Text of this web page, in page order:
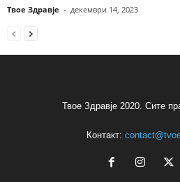
Твое Здравје - декември 14, 2023
Твое Здравје 2020. Сите
Контакт: